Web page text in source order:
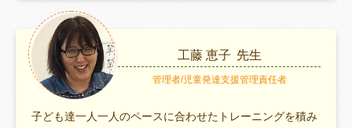
工藤 恵子 先生
管理者/児童発達支援管理責任者
子ども達一人一人のペースに合わせたトレーニングを積み